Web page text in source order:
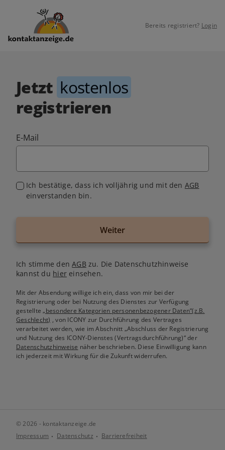
Bereits registriert? Login
Jetzt kostenlos
registrieren
E-Mail
Ich bestätige, dass ich volljährig und mit den AGB
einverstanden bin.
Weiter
Ich stimme denAGB zu. Die Datenschutzhinweise
kannst du hiereinsehen.
Mit der Absendung willige ich ein, dass von mir bei der
Registrierung oder bei Nutzung des Dienstes zur Verfügung
gestellte„besondere Kategorien personenbezogener Daten“(z.B.
Geschlecht) , von ICONY zur Durchführung des Vertrages
verarbeitet werden, wie im Abschnitt „Abschluss der Registrierung
und Nutzung des ICONY-Dienstes (Vertragsdurchführung)“ der
Datenschutzhinweise näher beschrieben. Diese Einwilligung kann
ich jederzeit mit Wirkung für die Zukunft widerrufen.
© 2026 - kontaktanzeige.de
Impressum
Datenschutz Barrierefreiheit